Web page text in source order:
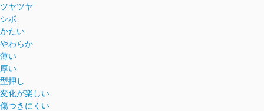
ツヤツヤ
シボ
かたい
やわらか
薄い
厚い
型押し
変化が楽しい
傷つきにくい